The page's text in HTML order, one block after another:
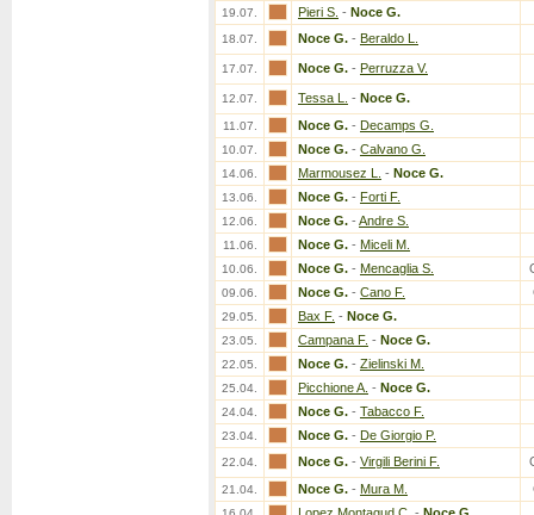
19.07. Pieri S. - Noce G.
18.07. Noce G. - Beraldo L.
17.07. Noce G. - Perruzza V.
12.07. Tessa L. - Noce G.
11.07. Noce G. - Decamps G.
10.07. Noce G. - Calvano G.
14.06. Marmousez L. - Noce G.
13.06. Noce G. - Forti F.
12.06. Noce G. - Andre S.
11.06. Noce G. - Miceli M.
10.06. Noce G. - Mencaglia S.
09.06. Noce G. - Cano F.
29.05. Bax F. - Noce G.
23.05. Campana F. - Noce G.
22.05. Noce G. - Zielinski M.
25.04. Picchione A. - Noce G.
24.04. Noce G. - Tabacco F.
23.04. Noce G. - De Giorgio P.
22.04. Noce G. - Virgili Berini F.
21.04. Noce G. - Mura M.